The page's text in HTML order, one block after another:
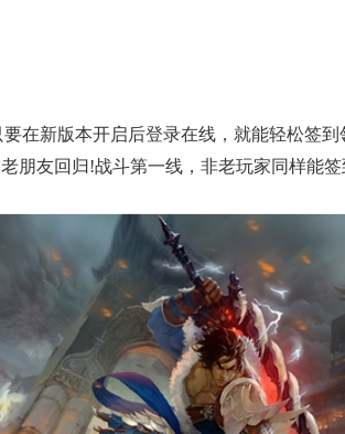
新版本开启后登录在线，就能轻松签到
朋友回归!战斗第一线，非老玩家同样能